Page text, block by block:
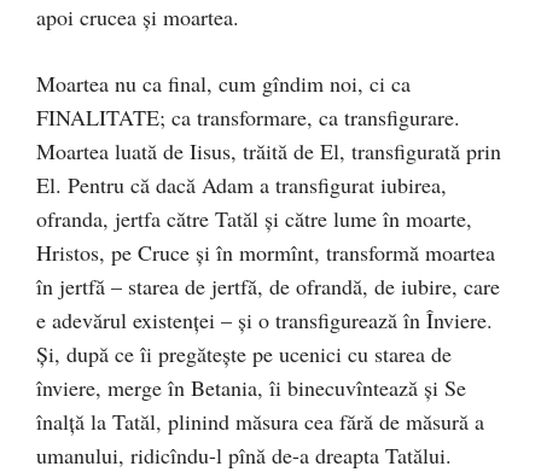
apoi crucea şi moartea.
Moartea nu ca final, cum gîndim noi, ci ca
FINALITATE; ca transformare, ca transfigurare.
Moartea luată de Iisus, trăită de El, transfigurată prin
El. Pentru că dacă Adam a transfigurat iubirea,
ofranda, jertfa către Tatăl şi către lume în moarte,
Hristos, pe Cruce şi în mormînt, transformă moartea
în jertfă – starea de jertfă, de ofrandă, de iubire, care
e adevărul existenţei – şi o transfigurează în Înviere.
Şi, după ce îi pregăteşte pe ucenici cu starea de
înviere, merge în Betania, îi binecuvîntează şi Se
înalţă la Tatăl, plinind măsura cea fără de măsură a
umanului, ridicîndu-l pînă de-a dreapta Tatălui.